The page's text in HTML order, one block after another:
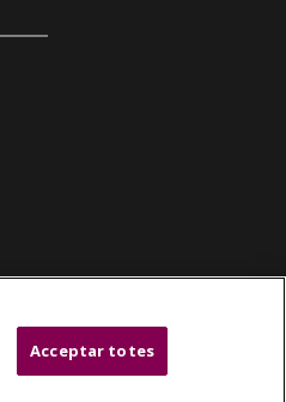
Acceptar totes